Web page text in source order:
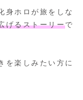
身ホロが旅をしな
げるストーリーで
を楽しみたい方に